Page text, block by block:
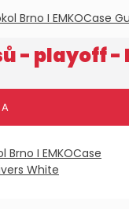
Brno I EMKOCase
- playoff -
Brno I EMKOCase
White